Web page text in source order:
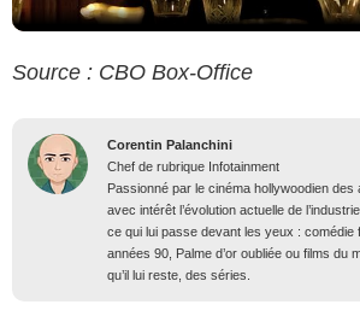
Source : CBO Box-Office
Corentin Palanchini
Chef de rubrique Infotainment
Passionné par le cinéma hollywoodien des
avec intérêt l’évolution actuelle de
ce qui lui passe devant les yeux : comédie
années 90, Palme d’or oubliée ou films du
qu’il lui reste, des séries.